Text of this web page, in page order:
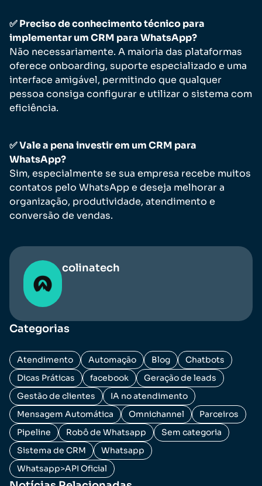
✅ Preciso de conhecimento técnico para
implementar um CRM para WhatsApp?
Não necessariamente. A maioria das plataformas
oferece onboarding, suporte especializado e uma
interface amigável, permitindo que qualquer
pessoa consiga configurar e utilizar o sistema com
eficiência.
✅ Vale a pena investir em um CRM para
WhatsApp?
Sim, especialmente se sua empresa recebe muitos
contatos pelo WhatsApp e deseja melhorar a
organização, produtividade, atendimento e
conversão de vendas.
colinatech
Categorias
Atendimento Automação Blog
Chatbots
Dicas Práticas
facebook
Geração de leads
Gestão de clientes
IA no atendimento
Mensagem Automática
Omnichannel
Parceiros
Pipeline
Robô de Whatsapp
Sem categoria
Sistema de CRM
Whatsapp
Whatsapp>API Oficial